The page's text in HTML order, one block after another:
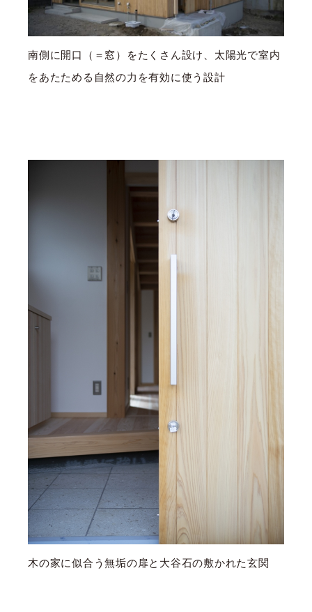
南側に開口（＝窓）をたくさん設け、太陽光で室内
をあたためる自然の力を有効に使う設計
木の家に似合う無垢の扉と大谷石の敷かれた玄関